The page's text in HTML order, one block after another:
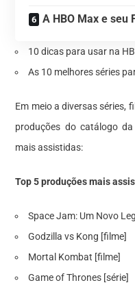
A HBO Max e seu
10 dicas para usar na
As 10 melhores séries
Em meio a diversas séries,
produções do catálogo
mais assistidas:
Top 5 produções mais
Space Jam: Um Novo
Godzilla vs Kong [filme]
Mortal Kombat [filme]
Game of Thrones [série]